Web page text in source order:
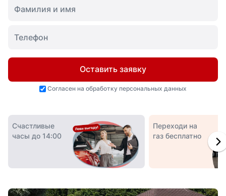
Оставить заявку
Согласен на обработку персональных данных
Счастливые
часы до 14:00
Переходи на
газ бесплатно